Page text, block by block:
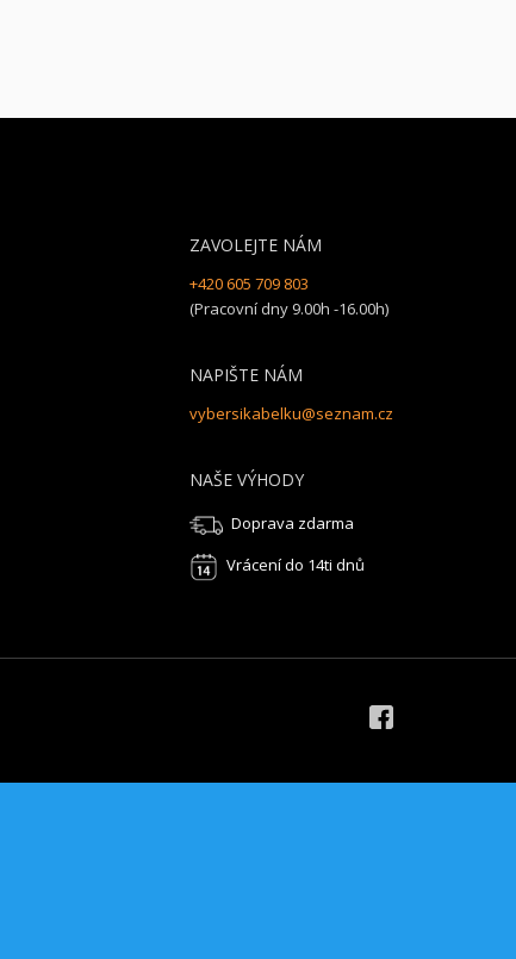
ZAVOLEJTE NÁM
+420 605 709 803
(Pracovní dny 9.00h -16.00h)
NAPIŠTE NÁM
vybersikabelku@seznam.cz
NAŠE VÝHODY
Doprava zdarma
Vrácení do 14ti dnů